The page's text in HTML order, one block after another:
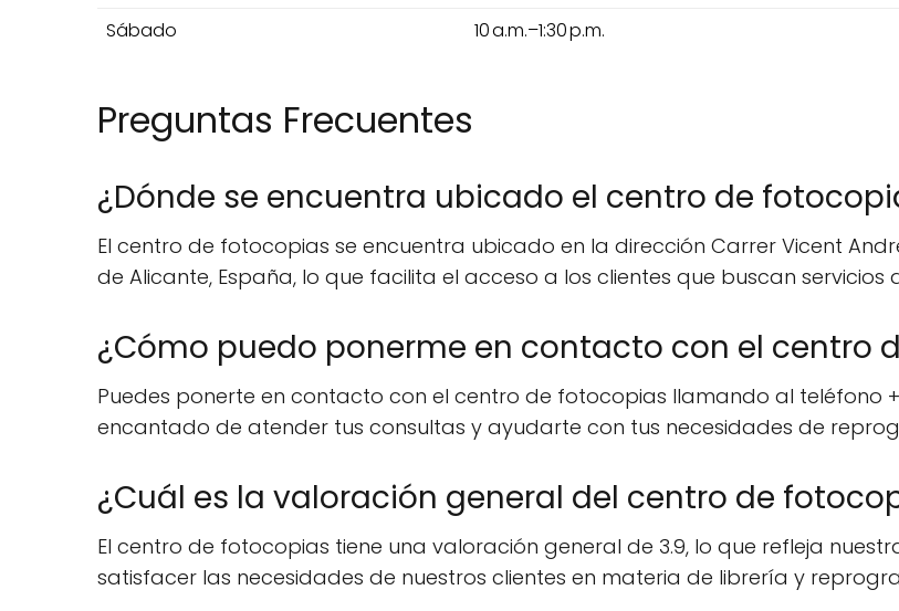
Sábado
10 a.m.–1:30 p.m.
Preguntas Frecuentes
¿Dónde se encuentra ubicado el centro de
El centro de fotocopias se encuentra ubicado en la dirección Carrer Vicent
de Alicante, España, lo que facilita el acceso a los clientes que buscan
¿Cómo puedo ponerme en contacto con el centro
Puedes ponerte en contacto con el centro de fotocopias llamando al teléfono
encantado de atender tus consultas y ayudarte con tus necesidades de
¿Cuál es la valoración general del centro de
El centro de fotocopias tiene una valoración general de 3.9, lo que refleja
satisfacer las necesidades de nuestros clientes en materia de librería y